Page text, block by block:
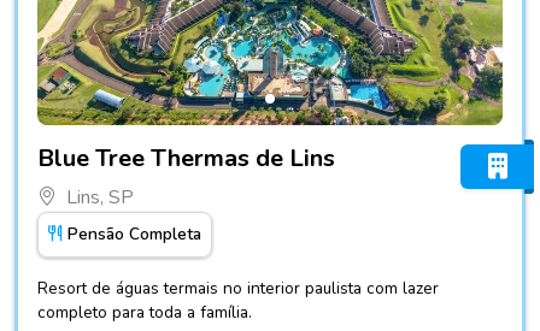
Blue Tree Thermas de Lins
Lins, SP
Pensão Completa
Resort de águas termais no interior paulista com lazer
completo para toda a família.